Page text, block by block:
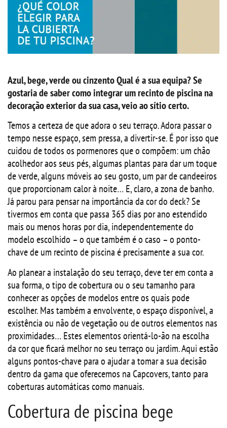
Azul, bege, verde ou cinzento Qual é a sua equipa? Se
gostaria de saber como integrar um recinto de piscina na
decoração exterior da sua casa, veio ao sítio certo.
Temos a certeza de que adora o seu terraço. Adora passar o
tempo nesse espaço, sem pressa, a divertir-se. É por isso que
cuidou de todos os pormenores que o compõem: um chão
acolhedor aos seus pés, algumas plantas para dar um toque
de verde, alguns móveis ao seu gosto, um par de candeeiros
que proporcionam calor à noite… E, claro, a zona de banho.
Já parou para pensar na importância da cor do deck? Se
tivermos em conta que passa 365 dias por ano estendido
mais ou menos horas por dia, independentemente do
modelo escolhido – o que também é o caso – o ponto-
chave de um recinto de piscina é precisamente a sua cor.
Ao planear a instalação do seu terraço, deve ter em conta a
sua forma, o tipo de cobertura ou o seu tamanho para
conhecer as opções de modelos entre os quais pode
escolher. Mas também a envolvente, o espaço disponível, a
existência ou não de vegetação ou de outros elementos nas
proximidades… Estes elementos orientá-lo-ão na escolha
da cor que ficará melhor no seu terraço ou jardim. Aqui estão
alguns pontos-chave para o ajudar a tomar a sua decisão
dentro da gama que oferecemos na Capcovers, tanto para
coberturas automáticas como manuais.
Cobertura de piscina bege